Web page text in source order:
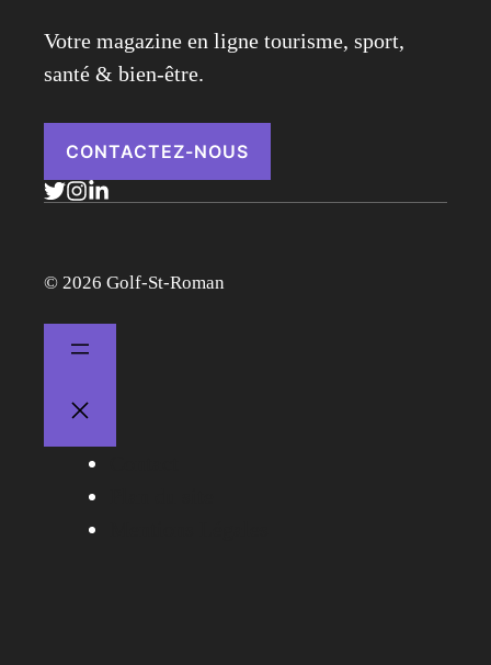
Votre magazine en ligne tourisme, sport,
santé & bien-être.
CONTACTEZ-NOUS
© 2026 Golf-St-Roman